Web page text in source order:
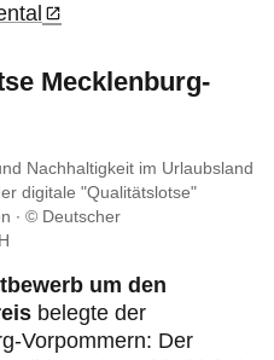
Mecklenburg-
Nachhaltigkeit im Urlaubsland
digitale "Qualitätslotse"
© Deutscher
um den
belegte der
Vorpommern: Der